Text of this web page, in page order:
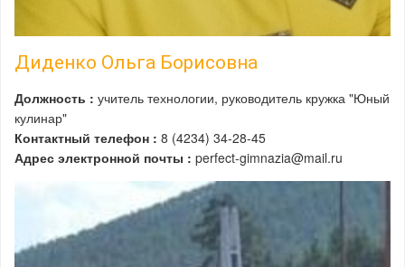
Диденко Ольга Борисовна
Должность : учитель технологии, руководитель кружка "Юный
кулинар"
Контактный телефон : 8 (4234) 34-28-45
Адрес электронной почты : perfect-gimnazia@mail.ru